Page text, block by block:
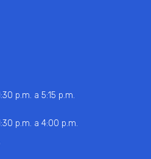
p.m. a 5:15 p.m.
p.m. a 4:00 p.m.